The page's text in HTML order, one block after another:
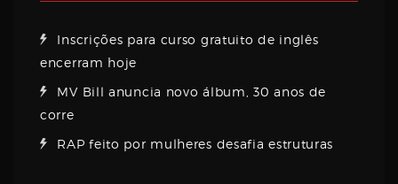
Inscrições para curso gratuito de inglês
encerram hoje
MV Bill anuncia novo álbum, 30 anos de
corre
RAP feito por mulheres desafia estruturas